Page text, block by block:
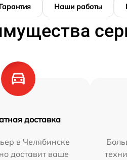
Гарантия Наши работы
доставка
в Челябинске
доставит ваше